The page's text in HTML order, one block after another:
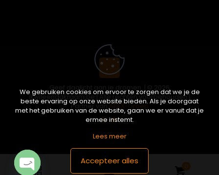
Geef daglicht aan je dromen. | © 2026
ikwileendakraam.be | Alle rechten voorbehouden |
Partner vanAPEX-Groep
0
We gebruiken cookies om ervoor te zorgen dat we je de
beste ervaring op onze website bieden. Als je doorgaat
met het gebruiken van de website, gaan we er vanuit dat je
ermee instemt.
Lees meer
Accepteer alles